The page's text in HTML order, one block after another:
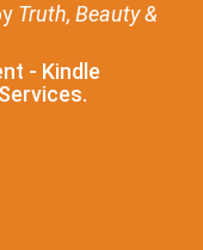
Truth, Beauty &
- Kindle